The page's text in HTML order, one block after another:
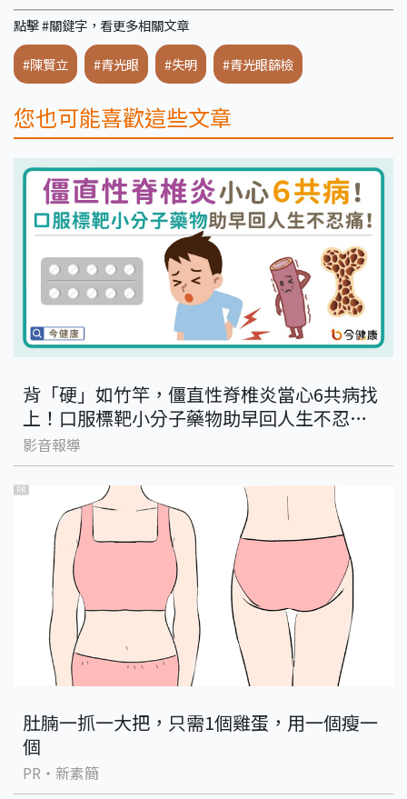
點擊 #關鍵字，看更多相關文章
#陳賢立 #青光眼 #失明 #青光眼篩檢
您也可能喜歡這些文章
背「硬」如竹竿，僵直性脊椎炎當心6共病找
上！口服標靶小分子藥物助早回人生不忍
痛！
影音報導
PR
肚腩一抓一大把，只需1個雞蛋，用一個瘦一
個
PR・新素簡